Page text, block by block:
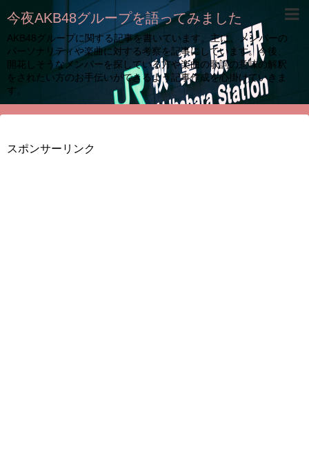
今夜AKB48グループを語ってみました
AKB48グループに関する記事を書いています。主に、メンバーの
パーソナリティや楽曲に対する考察を記事にしています。今後、
開花しそうなメンバーを探している方や楽曲の歌詞の意味の解釈
をされたい方のお手伝いができるよう記事作成を心掛けていきま
す。
スポンサーリンク